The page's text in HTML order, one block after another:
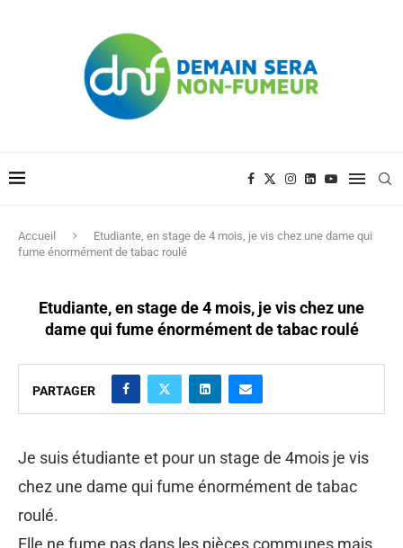
Accueil
Etudiante, en stage de 4 mois, je vis chez une dame qui
fume énormément de tabac roulé
Etudiante, en stage de 4 mois, je vis chez une
dame qui fume énormément de tabac roulé
PARTAGER
Je suis étudiante et pour un stage de 4mois je vis
chez une dame qui fume énormément de tabac
roulé.
Elle ne fume pas dans les pièces communes mais